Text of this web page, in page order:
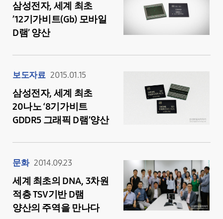
삼성전자, 세계 최초
’12기가비트(Gb) 모바일
D램’ 양산
보도자료 2015.01.15
삼성전자, 세계 최초
20나노 ‘8기가비트
GDDR5 그래픽 D램’양산
문화 2014.09.23
세계 최초의 DNA, 3차원
적층 TSV기반 D램
양산의 주역을 만나다